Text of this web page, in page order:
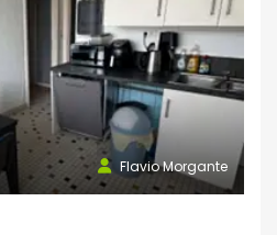
Flavio Morgante